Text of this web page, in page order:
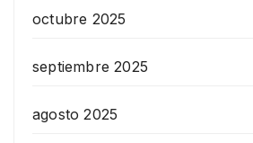
octubre 2025
septiembre 2025
agosto 2025